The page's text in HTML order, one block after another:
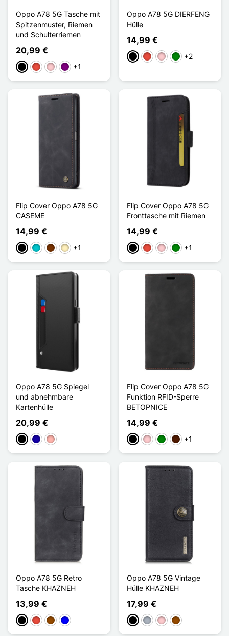
Oppo A78 5G Tasche mit
Spitzenmuster, Riemen
und Schulterriemen
20,99 €
Schwarz
Rot PinkViolett
+1
Oppo A78 5G DIERFENG
Hülle
14,99 €
Schwarz
Rot PinkGrün+2
Flip Cover Oppo A78 5G
CASEME
14,99 €
Schwarz
TürkisKaffeeHellbraun
+1
Flip Cover Oppo A78 5G
Fronttasche mit Riemen
14,99 €
Schwarz
Rot PinkGrün+1
Oppo A78 5G Spiegel
und abnehmbare
Kartenhülle
20,99 €
SchwarzDunkelblau
Roségold
Flip Cover Oppo A78 5G
Funktion RFID-Sperre
BETOPNICE
14,99 €
Schwarz
PinkGrünDunkelbraun
+1
Oppo A78 5G Retro
Tasche KHAZNEH
13,99 €
Schwarz
Rot BraunBlau
Oppo A78 5G Vintage
Hülle KHAZNEH
17,99 €
Schwarz
GrauPinkBraun